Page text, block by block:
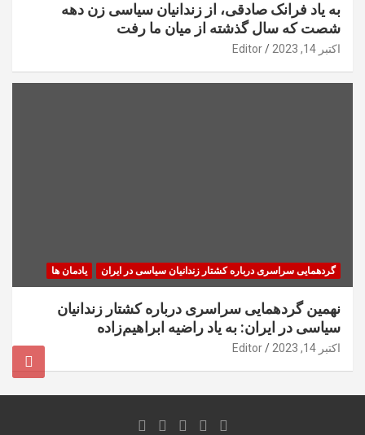
به یاد فرانک صادقی، از زندانیان سیاسی زن دهه
شصت که سال گذشته از میان ما رفت
اکتبر 14, 2023 Editor
گردهمایی سراسری درباره کشتار زندانیان سیاسی در ایران یادمان ها
نهمین گردهمایی سراسری درباره کشتار زندانیان
سیاسی در ایران: به یاد راضیه ابراهیم‌زاده
اکتبر 14, 2023 Editor